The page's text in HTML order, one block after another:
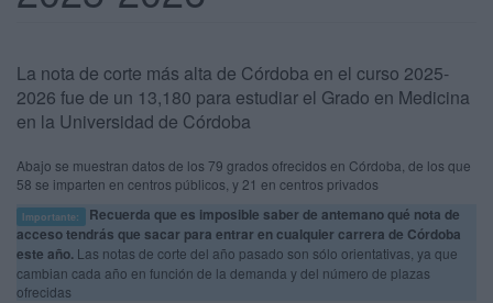
La nota de corte más alta de Córdoba en el curso 2025-
2026 fue de un 13,180 para estudiar el Grado en Medicina
en la Universidad de Córdoba
Abajo se muestran datos de los 79 grados ofrecidos en Córdoba, de los que
58 se imparten en centros públicos, y 21 en centros privados
Importante:
Recuerda que es imposible saber de antemano qué nota de
acceso tendrás que sacar para entrar en cualquier carrera de Córdoba
este año. Las notas de corte del año pasado son sólo orientativas, ya que
cambian cada año en función de la demanda y del número de plazas
ofrecidas